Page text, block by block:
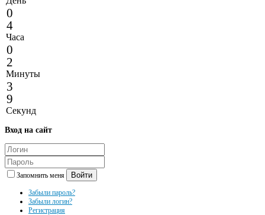
0
4
Часа
0
2
Минуты
3
9
Секунд
Вход на сайт
Запомнить меня Войти
Забыли пароль?
Забыли логин?
Регистрация